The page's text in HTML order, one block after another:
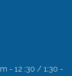
- 12 :30 / 1:30 -